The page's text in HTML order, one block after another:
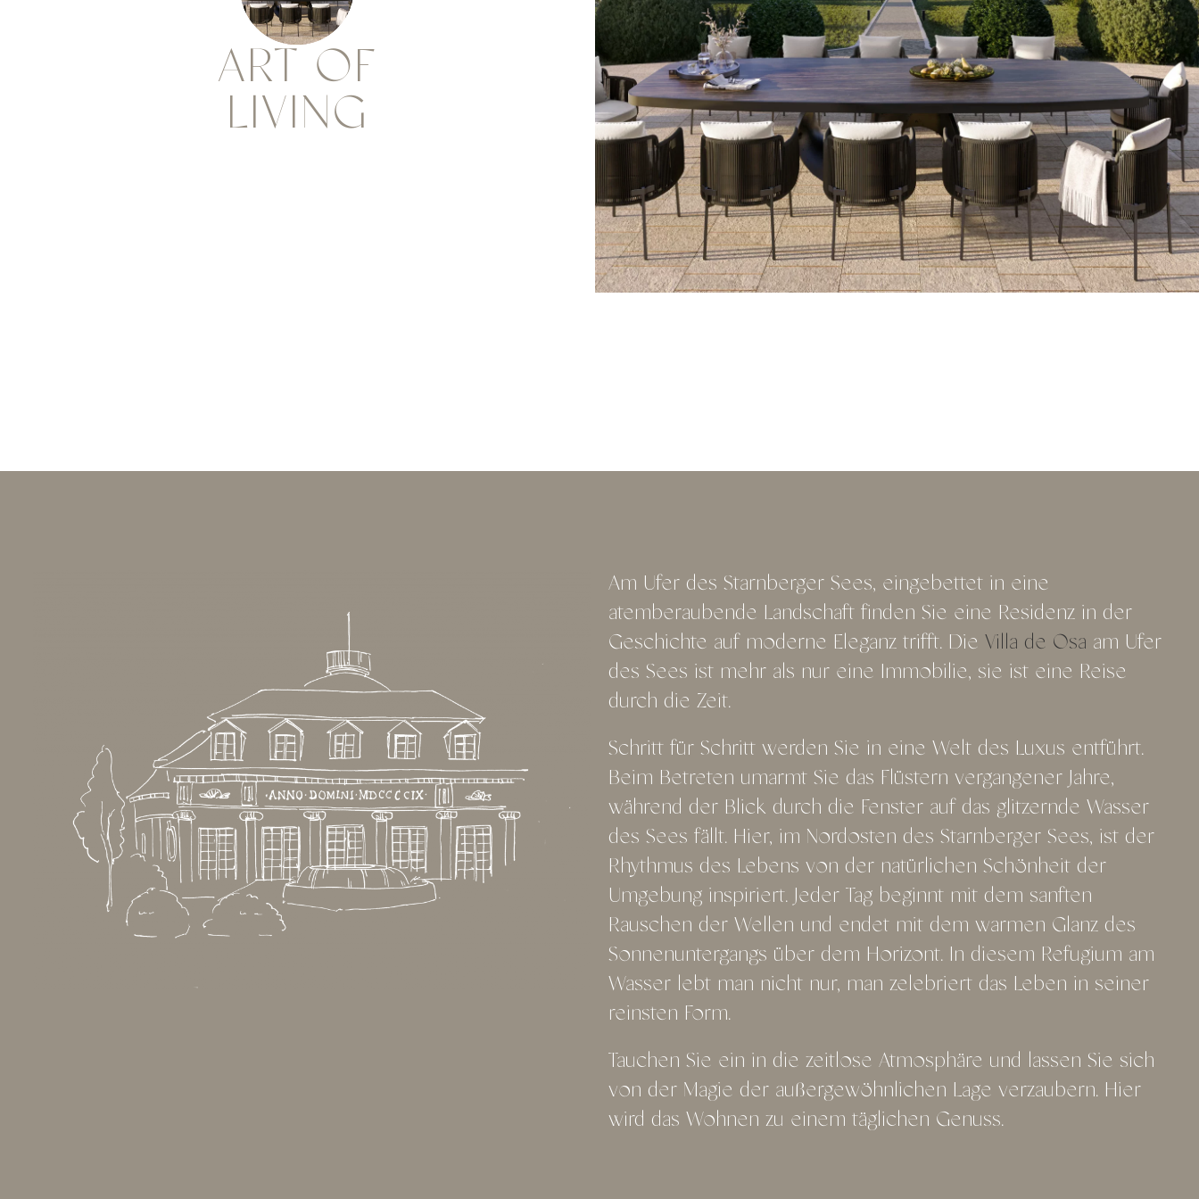
ART OF
LIVING
Am Ufer des Starnberger Sees, eingebettet in eine
atemberaubende Landschaft finden Sie eine Residenz in der
Geschichte auf moderne Eleganz trifft. Die Villa de Osa am Ufer
des Sees ist mehr als nur eine Immobilie, sie ist eine Reise
durch die Zeit.
Schritt für Schritt werden Sie in eine Welt des Luxus entführt.
Beim Betreten umarmt Sie das Flüstern vergangener Jahre,
während der Blick durch die Fenster auf das glitzernde Wasser
des Sees fällt. Hier, im Nordosten des Starnberger Sees, ist der
Rhythmus des Lebens von der natürlichen Schönheit der
Umgebung inspiriert. Jeder Tag beginnt mit dem sanften
Rauschen der Wellen und endet mit dem warmen Glanz des
Sonnenuntergangs über dem Horizont. In diesem Refugium am
Wasser lebt man nicht nur, man zelebriert das Leben in seiner
reinsten Form.
Tauchen Sie ein in die zeitlose Atmosphäre und lassen Sie sich
von der Magie der außergewöhnlichen Lage verzaubern. Hier
wird das Wohnen zu einem täglichen Genuss.